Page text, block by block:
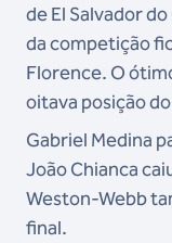
de El Salvador
da competição
Florence. O
oitava posição
Gabriel Medina
João Chianca
Weston-Webb
final.